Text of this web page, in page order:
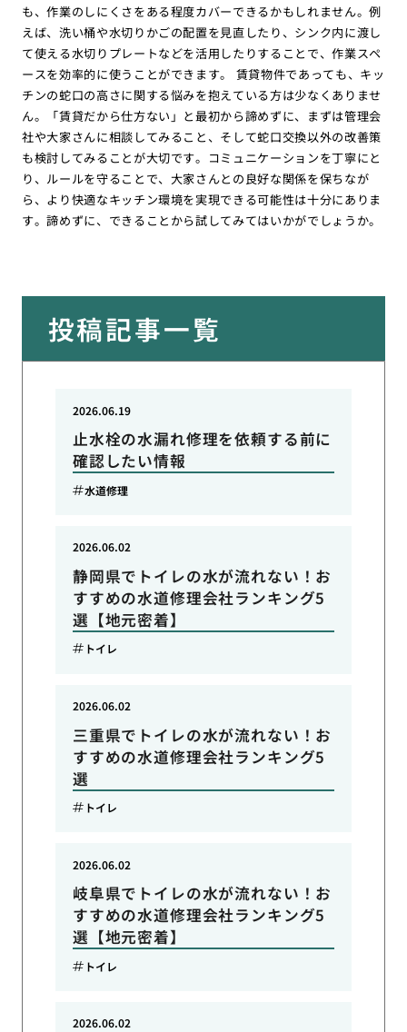
も、作業のしにくさをある程度カバーできるかもしれません。例
えば、洗い桶や水切りかごの配置を見直したり、シンク内に渡し
て使える水切りプレートなどを活用したりすることで、作業スペ
ースを効率的に使うことができます。 賃貸物件であっても、キッ
チンの蛇口の高さに関する悩みを抱えている方は少なくありませ
ん。「賃貸だから仕方ない」と最初から諦めずに、まずは管理会
社や大家さんに相談してみること、そして蛇口交換以外の改善策
も検討してみることが大切です。コミュニケーションを丁寧にと
り、ルールを守ることで、大家さんとの良好な関係を保ちなが
ら、より快適なキッチン環境を実現できる可能性は十分にありま
す。諦めずに、できることから試してみてはいかがでしょうか。
投稿記事一覧
止水栓の水漏れ修理を依頼する前に
確認したい情報
2026.06.19
水道修理
静岡県でトイレの水が流れない！お
すすめの水道修理会社ランキング5
選【地元密着】
2026.06.02
トイレ
三重県でトイレの水が流れない！お
すすめの水道修理会社ランキング5
選
2026.06.02
トイレ
岐阜県でトイレの水が流れない！お
すすめの水道修理会社ランキング5
選【地元密着】
2026.06.02
トイレ
2026.06.02